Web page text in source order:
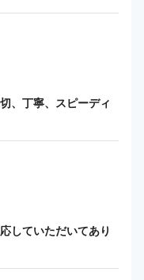
、丁寧、スピーディ
していただいてあり